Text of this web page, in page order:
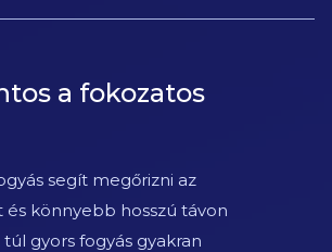
a fokozatos
segít megőrizni az
könnyebb hosszú távon
gyors fogyás gyakran